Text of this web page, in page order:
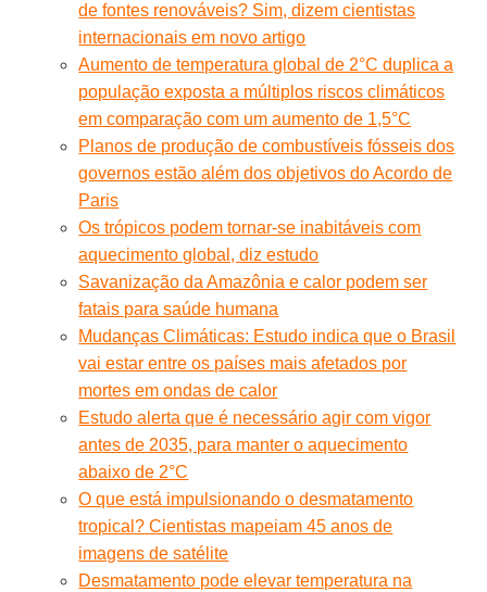
de fontes renováveis? Sim, dizem cientistas
internacionais em novo artigo
Aumento de temperatura global de 2°C duplica a
população exposta a múltiplos riscos climáticos
em comparação com um aumento de 1,5°C
Planos de produção de combustíveis fósseis dos
governos estão além dos objetivos do Acordo de
Paris
Os trópicos podem tornar-se inabitáveis com
aquecimento global, diz estudo
Savanização da Amazônia e calor podem ser
fatais para saúde humana
Mudanças Climáticas: Estudo indica que o Brasil
vai estar entre os países mais afetados por
mortes em ondas de calor
Estudo alerta que é necessário agir com vigor
antes de 2035, para manter o aquecimento
abaixo de 2°C
O que está impulsionando o desmatamento
tropical? Cientistas mapeiam 45 anos de
imagens de satélite
Desmatamento pode elevar temperatura na